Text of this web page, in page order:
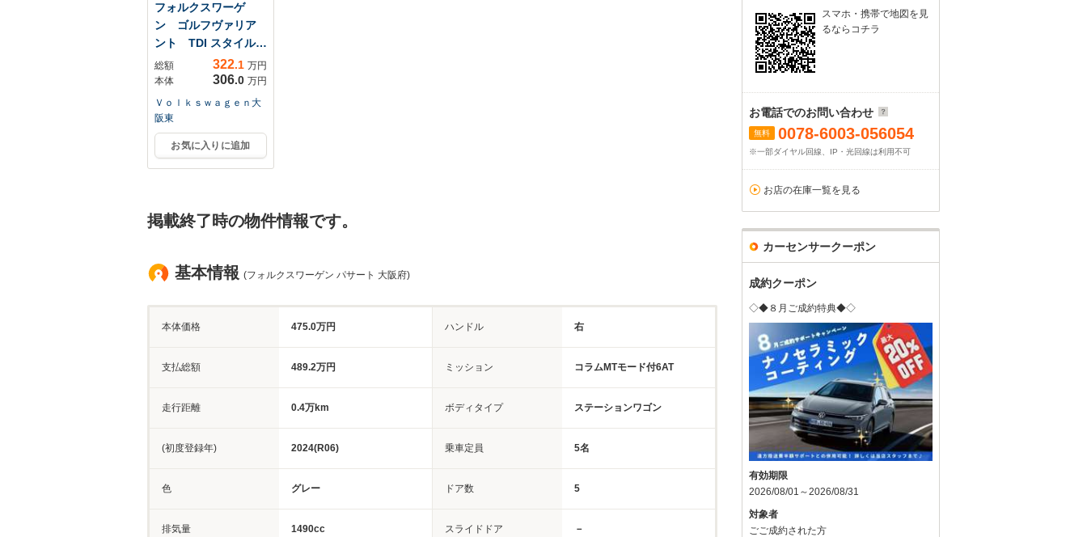
フォルクスワーゲ
ン ゴルフヴァリア
ント TDI スタイル
プラ...
総額 322.1 万円
本体
306.0 万円
Ｖｏｌｋｓｗａｇｅｎ大
阪東
お気に入りに追加
掲載終了時の物件情報です。
基本情報 (フォルクスワーゲン パサート 大阪府)
本体価格 475.0万円 ハンドル 右
支払総額 489.2万円 ミッション コラムMTモード付6AT
走行距離 0.4万km ボディタイプ ステーションワゴン
(初度登録年) 2024(R06) 乗車定員 5名
色 グレー ドア数 5
排気量 1490cc スライドドア －
スマホ・携帯で地図を見
るならコチラ
お電話でのお問い合わせ
無料 0078-6003-056054
※一部ダイヤル回線、IP・光回線は利用不可
お店の在庫一覧を見る
カーセンサークーポン
成約クーポン
◇◆８月ご成約特典◆◇
有効期限
2026/08/01～2026/08/31
対象者
ごご成約された方